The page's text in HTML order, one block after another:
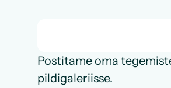
Postitame oma
pildigaleriisse.